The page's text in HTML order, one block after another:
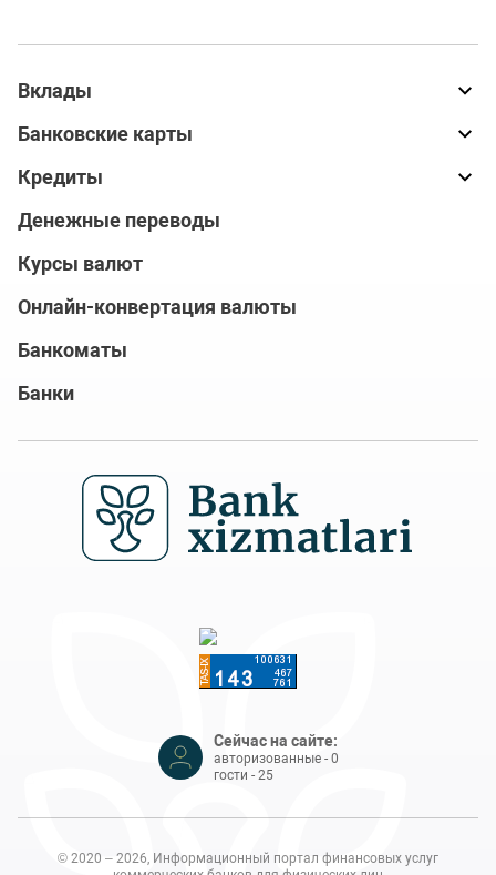
Вклады
Банковские карты
Кредиты
Денежные переводы
Курсы валют
Онлайн-конвертация валюты
Банкоматы
Банки
Сейчас на сайте:
авторизованные - 0
гости - 25
© 2020 – 2026, Информационный портал финансовых услуг